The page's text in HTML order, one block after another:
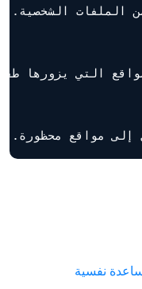
إلى مواقع محظورة.
نفسية